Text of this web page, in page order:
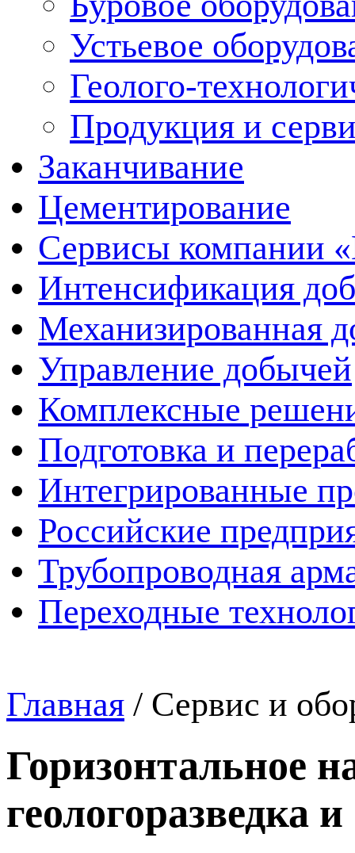
Устьевое
Геолого-
Продукция и
Заканчивание
Цементирование
Сервисы компании
Интенсификация
Механизированная
Управление добычей
Комплексные
Подготовка и
Интегрированные
Российские
Трубопроводная
Переходные
Главная / Сервис и
Горизонтальное
геологоразведка